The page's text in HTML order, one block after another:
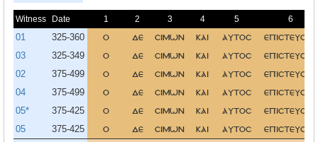
Witness Date 1 2 3 4 5 6
01 325-360 ο δε σιμων και αυτοσ επιστευσε
03 325-349 ο δε σιμων και αυτοσ επιστευσεν
02 375-499 ο δε σιμων και αυτοσ επιστευσεν
04 375-499 ο δε σιμων και αυτοσ επιστευσεν
05* 375-425 ο δε σιμων και αυτοσ επιστευσεν
05 375-425 ο δε σιμων και αυτοσ επιστευσεν